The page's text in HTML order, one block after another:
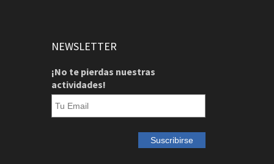
NEWSLETTER
¡No te pierdas nuestras
actividades!